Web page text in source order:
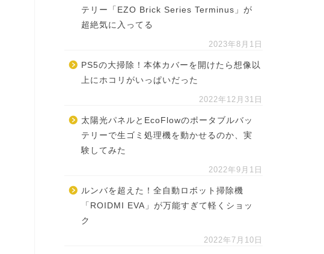
テリー「EZO Brick Series Terminus」が
超絶気に入ってる
2023年8月1日
PS5の大掃除！本体カバーを開けたら想像以
上にホコリがいっぱいだった
2022年12月31日
太陽光パネルとEcoFlowのポータブルバッ
テリーで生ゴミ処理機を動かせるのか、実
験してみた
2022年9月1日
ルンバを超えた！全自動ロボット掃除機
「ROIDMI EVA」が万能すぎて軽くショッ
ク
2022年7月10日